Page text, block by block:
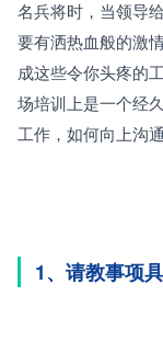
名兵将时，当领导
要有洒热血般的激
成这些令你头疼的
场培训上是一个经
工作，如何向上沟
1、请教事项